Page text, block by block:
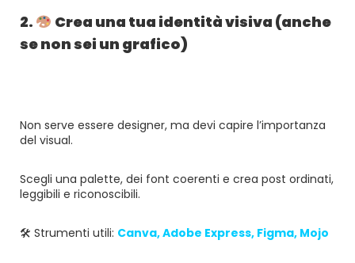
2.
Crea una tua identità visiva (anche
se non sei un grafico)
Non serve essere designer, ma devi capire l’importanza
del visual.
Scegli una palette, dei font coerenti e crea post ordinati,
leggibili e riconoscibili.
🛠 Strumenti utili: Canva,Adobe Express, Figma, Mojo